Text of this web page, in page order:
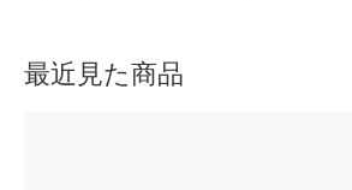
最近見た商品